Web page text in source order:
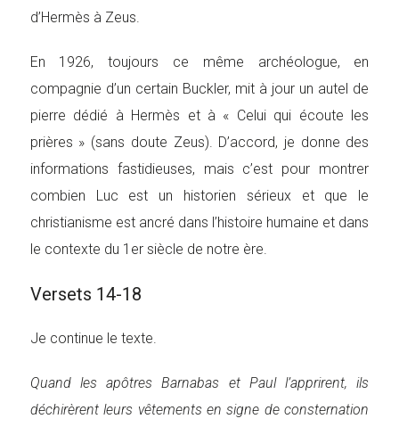
d’Hermès à Zeus.
En 1926, toujours ce même archéologue, en
compagnie d’un certain Buckler, mit à jour un autel de
pierre dédié à Hermès et à « Celui qui écoute les
prières » (sans doute Zeus). D’accord, je donne des
informations fastidieuses, mais c’est pour montrer
combien Luc est un historien sérieux et que le
christianisme est ancré dans l’histoire humaine et dans
le contexte du 1er siècle de notre ère.
Versets 14-18
Je continue le texte.
Quand les apôtres Barnabas et Paul l’apprirent, ils
déchirèrent leurs vêtements en signe de consternation